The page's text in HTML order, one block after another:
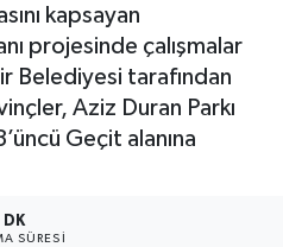
kapsayan
projesinde çalışmalar
Belediyesi tarafından
Aziz Duran Parkı
Geçit alanına
1 DK
SÜRESI